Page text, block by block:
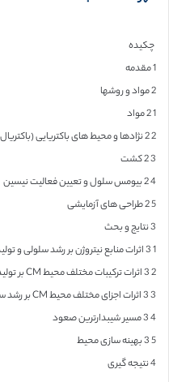
چکیده
1 مقدمه
2 مواد و روشها
1 2 مواد
2 2 نژادها و محیط های باکتریایی (باکتریال)
3 2 کشت
4 2 بیومس سلول و تعیین فعالیت نیسین
5 2 طراحی های آزمایشی
3 نتایج و بحث
1 3 اثرات منابع نیتروژن بر رشد سلولی و تولید نیسین
2 3 اثرات ترکیبات مختلف محیط CM بر تولید نیسین
3 3 اثرات اجزای مختلف محیط CM بر رشد سلولی
4 3 مسیر شیبدارترین صعود
5 3 بهینه سازی محیط
4 نتیجه گیری